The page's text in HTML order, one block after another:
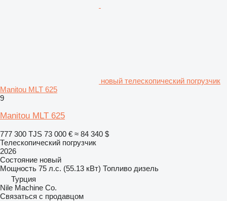
новый телескопический погрузчик
Manitou MLT 625
9
Manitou MLT 625
777 300 TJS 73 000 € ≈ 84 340 $
Телескопический погрузчик
2026
Состояние новый
Мощность 75 л.с. (55.13 кВт) Топливо дизель
Турция
Nile Machine Co.
Связаться с продавцом